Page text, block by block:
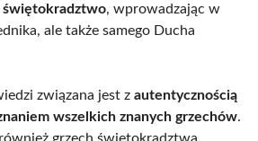
świętokradztwo, wprowadzając w
ale także samego Ducha
związana jest z autentycznością
wszelkich znanych grzechów.